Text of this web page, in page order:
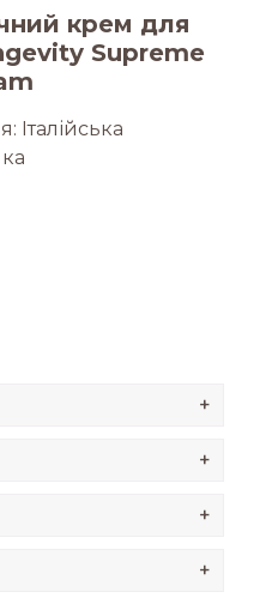
крем для
Supreme
Італійська
+
+
+
+